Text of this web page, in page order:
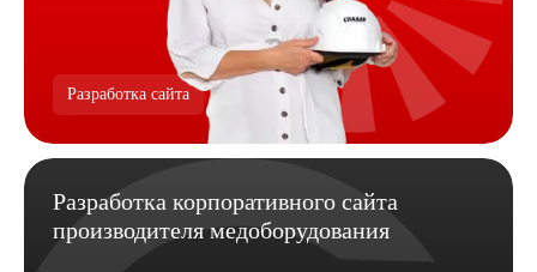
Разработка сайта
Разработка корпоративного сайта
производителя медоборудования